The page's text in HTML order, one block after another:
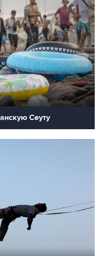
Сеуту